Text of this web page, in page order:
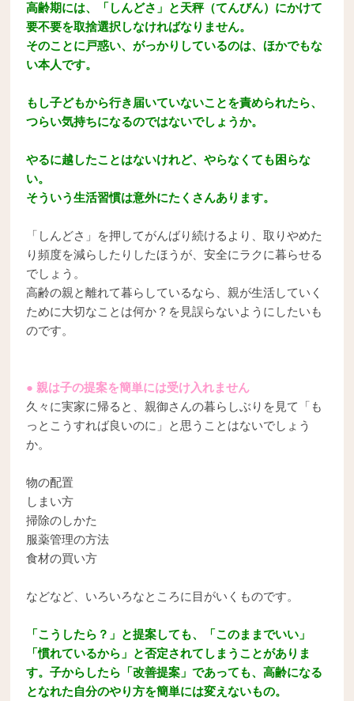
高齢期には、「しんどさ」と天秤（てんびん）にかけて
要不要を取捨選択しなければなりません。
そのことに戸惑い、がっかりしているのは、ほかでもな
い本人です。
もし子どもから行き届いていないことを責められたら、
つらい気持ちになるのではないでしょうか。
やるに越したことはないけれど、やらなくても困らな
い。
そういう生活習慣は意外にたくさんあります。
「しんどさ」を押してがんばり続けるより、取りやめた
り頻度を減らしたりしたほうが、安全にラクに暮らせる
でしょう。
高齢の親と離れて暮らしているなら、親が生活していく
ために大切なことは何か？を見誤らないようにしたいも
のです。
● 親は子の提案を簡単には受け入れません
久々に実家に帰ると、親御さんの暮らしぶりを見て「も
っとこうすれば良いのに」と思うことはないでしょう
か。
物の配置
しまい方
掃除のしかた
服薬管理の方法
食材の買い方
などなど、いろいろなところに目がいくものです。
「こうしたら？」と提案しても、「このままでいい」
「慣れているから」と否定されてしまうことがありま
す。子からしたら「改善提案」であっても、高齢になる
となれた自分のやり方を簡単には変えないもの。